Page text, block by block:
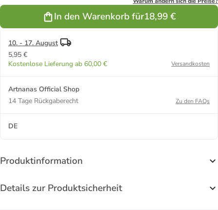
Mona"
Herbst"
In den Warenkorb für18,99 €
10. - 17. August
5,95 €
Kostenlose Lieferung ab 60,00 €
Versandkosten
Artnanas Official Shop
14 Tage Rückgaberecht
Zu den FAQs
DE
Produktinformation
Details zur Produktsicherheit